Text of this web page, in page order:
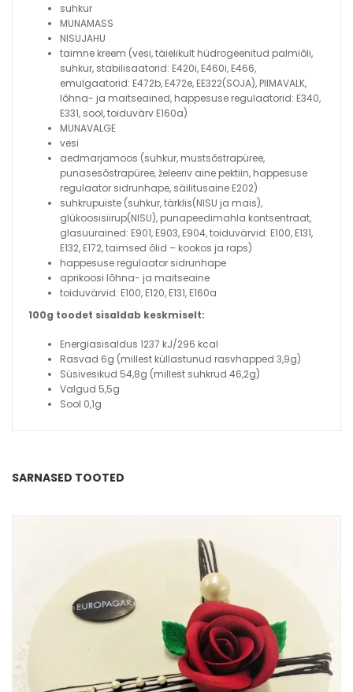
suhkur
MUNAMASS
NISUJAHU
taimne kreem (vesi, täielikult hüdrogeenitud palmiõli,
suhkur, stabilisaatorid: E420i, E460i, E466,
emulgaatorid: E472b, E472e, EE322(SOJA), PIIMAVALK,
lõhna- ja maitseained, happesuse regulaatorid: E340,
E331, sool, toiduvärv E160a)
MUNAVALGE
vesi
aedmarjamoos (suhkur, mustsõstrapüree,
punasesõstrapüree, želeeriv aine pektiin, happesuse
regulaator sidrunhape, säilitusaine E202)
suhkrupuiste (suhkur, tärklis(NISU ja mais),
glükoosisiirup(NISU), punapeedimahla kontsentraat,
glasuurained: E901, E903, E904, toiduvärvid: E100, E131,
E132, E172, taimsed õlid – kookos ja raps)
happesuse regulaator sidrunhape
aprikoosi lõhna- ja maitseaine
toiduvärvid: E100, E120, E131, E160a
100g toodet sisaldab keskmiselt:
Energiasisaldus 1237 kJ/296 kcal
Rasvad 6g (millest küllastunud rasvhapped 3,9g)
Süsivesikud 54,8g (millest suhkrud 46,2g)
Valgud 5,5g
Sool 0,1g
SARNASED TOOTED